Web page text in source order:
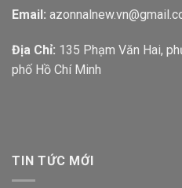
Email:
Địa Chỉ: 135 Phạm Văn Hai,
phố Hồ Chí Minh
TIN TỨC MỚI